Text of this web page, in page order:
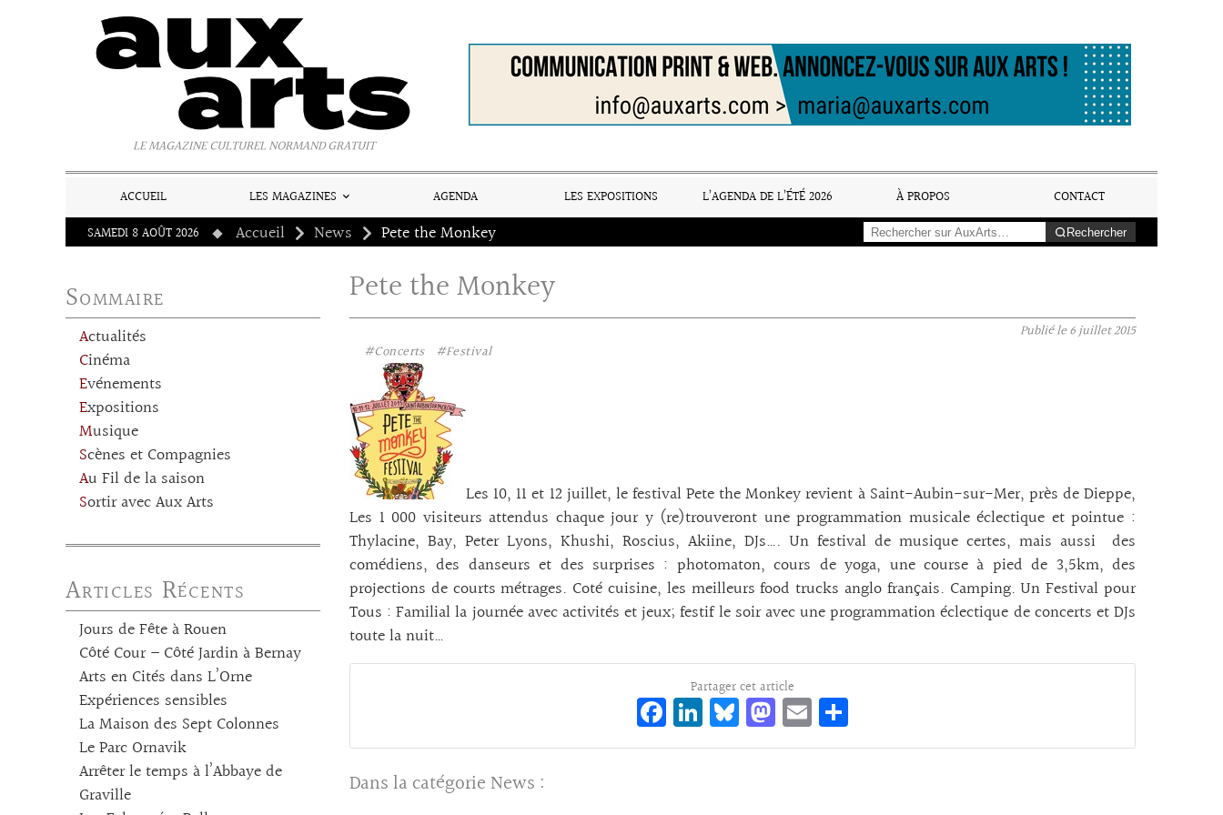
LE MAGAZINE CULTUREL NORMAND GRATUIT
ACCUEIL LES MAGAZINES AGENDA LES EXPOSITIONS L’AGENDA DE L’ÉTÉ 2026 À PROPOS
CONTACT
SAMEDI 8 AOÛT 2026
Accueil News Pete the Monkey Rechercher
Sommaire
Actualités
Cinéma
Evénements
Expositions
Musique
Scènes et Compagnies
Au Fil de la saison
Sortir avec Aux Arts
Articles Récents
Jours de Fête à Rouen
Côté Cour – Côté Jardin à Bernay
Arts en Cités dans L’Orne
Expériences sensibles
La Maison des Sept Colonnes
Le Parc Ornavik
Arrêter le temps à l’Abbaye de
Graville
Pete the Monkey
Publié le6 juillet 2015
#Concerts
#Festival
Les 10, 11 et 12 juillet, le festival Pete the Monkey revient à Saint-Aubin-sur-Mer, près de Dieppe,
Les 1 000 visiteurs attendus chaque jour y (re)trouveront une programmation musicale éclectique et pointue :
Thylacine, Bay, Peter Lyons, Khushi, Roscius, Akiine, DJs…. Un festival de musique certes, mais aussi des
comédiens, des danseurs et des surprises : photomaton, cours de yoga, une course à pied de 3,5km, des
projections de courts métrages. Coté cuisine, les meilleurs food trucks anglo français. Camping. Un Festival pour
Tous : Familial la journée avec activités et jeux; festif le soir avec une programmation éclectique de concerts et DJs
toute la nuit…
Partager cet article
Fa
ce
Li
n
Bl
ue
M
as
E
m rt
Dans la catégorie News :
Panneau de gestion des cookies